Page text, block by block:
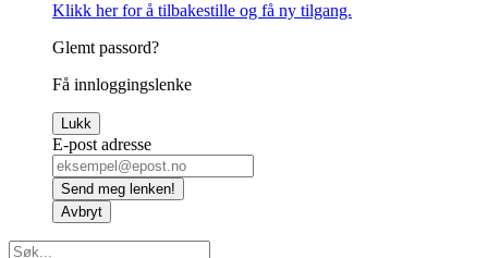
Klikk her for å tilbakestille og få ny tilgang.
Glemt passord?
Få innloggingslenke
Lukk
E-post adresse
Send meg lenken!
Avbryt